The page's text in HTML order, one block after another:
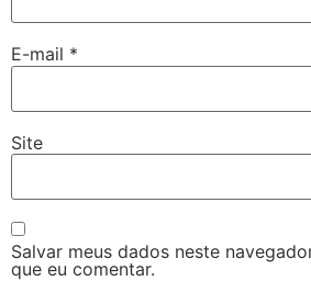
E-mail *
Site
Salvar meus dados neste
que eu comentar.